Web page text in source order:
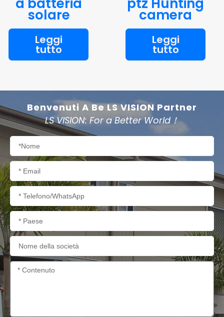
a batteria
solare
Leggi
tutto
ptz Hunting
camera
Leggi
tutto
Benvenuti A Be LS VISION Partner
LS VISION: For a Better World！
Nome
Email
Telefono/WhatsApp
Paese
Nome
della
società
Contenuto